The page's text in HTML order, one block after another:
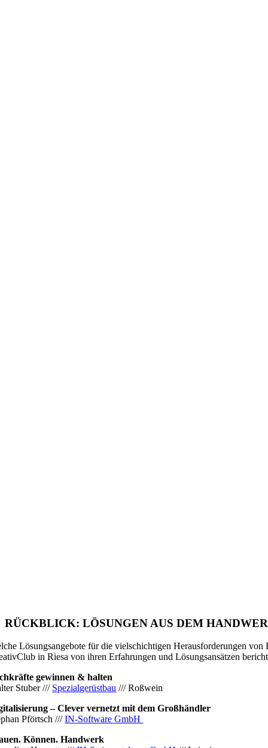
RÜCKBLICK: LÖSUNGEN AUS DEM
Lösungsangebote für die vielschichtigen Herausforderungen
in Riesa von ihren Erfahrungen und Lösungsansätzen
gewinnen & halten
Stuber /// Spezialgerüstbau /// Roßwein
– Clever vernetzt mit dem Großhändler
Pförtsch ///IN-Software GmbH
Können. Handwerk